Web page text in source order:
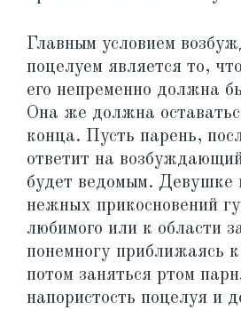
Главным условием
поцелуем является то,
его непременно должна
Она же должна
конца. Пусть парень,
ответит на
будет ведомым. Девушке
нежных прикосновений
любимого или к области
понемногу приближаясь
потом заняться ртом
напористость поцелуя и